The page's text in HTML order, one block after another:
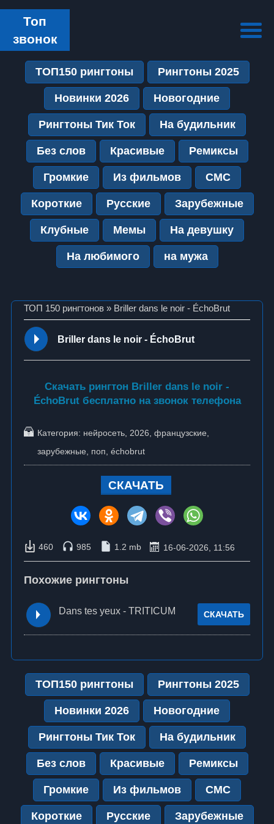
Топ
звонок
ТОП150 рингтоны Рингтоны 2025
Новинки 2026 Новогодние
Рингтоны Тик Ток На будильник
Без слов Красивые Ремиксы
Громкие Из фильмов СМС
Короткие Русские Зарубежные
Клубные Мемы На девушку
На любимого на мужа
ТОП 150 рингтонов » Briller dans le noir - ÉchoBrut
Briller dans le noir - ÉchoBrut
Скачать рингтон Briller dans le noir -
ÉchoBrut бесплатно на звонок телефона
Категория: нейросеть 2026 французские
зарубежные
поп échobrut
СКАЧАТЬ
460 985 1.2 mb 16-06-2026, 11:56
Похожие рингтоны
Dans tes yeux - TRITICUM СКАЧАТЬ
ТОП150 рингтоны Рингтоны 2025
Новинки 2026 Новогодние
Рингтоны Тик Ток На будильник
Без слов Красивые Ремиксы
Громкие Из фильмов СМС
Короткие Русские Зарубежные